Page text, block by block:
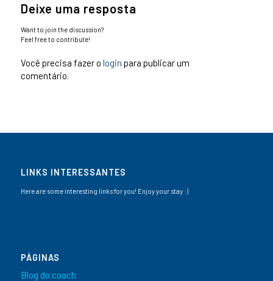
Deixe uma resposta
Want to join the discussion?
Feel free to contribute!
Você precisa fazer o login para publicar um
comentário.
LINKS INTERESSANTES
Here are some interesting links for you! Enjoy your stay :)
PÁGINAS
Blog do coach